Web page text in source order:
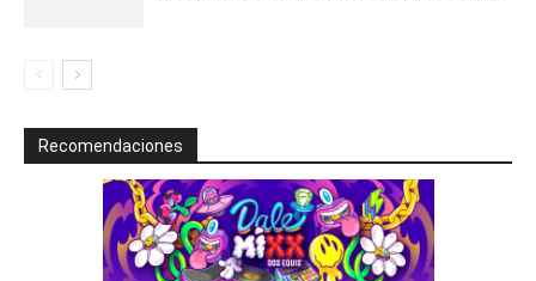
Recomendaciones